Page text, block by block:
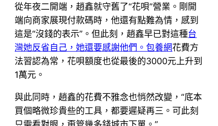
從年夜二開端，趙鑫就守舊了“花唄”營業。剛開
端向商家展現付款碼時，他還有點難為情，感到
這是“沒錢的表示”。但此刻，趙鑫早已對這種台
灣她反省自己，她還要感謝他們。包養網花費方
法習認為常，花唄額度也從最後的3000元上升到
1萬元。
與此同時，趙鑫的花費不雅念也悄然改變，“底本
買個略微珍貴些的工具，都要遲疑再三。可此刻